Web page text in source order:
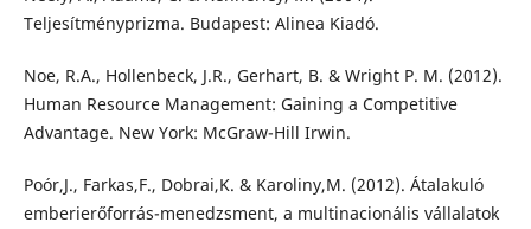
Teljesítményprizma. Budapest: Alinea Kiadó.
Noe, R.A., Hollenbeck, J.R., Gerhart, B. & Wright P. M. (2012).
Human Resource Management: Gaining a Competitive
Advantage. New York: McGraw-Hill Irwin.
Poór,J., Farkas,F., Dobrai,K. & Karoliny,M. (2012). Átalakuló
emberierőforrás-menedzsment, a multinacionális vállalatok